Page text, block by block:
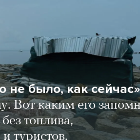
не было, как сейчас»
Вот каким его
топлива,
туристов.